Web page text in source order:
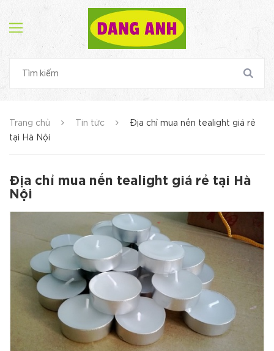
Trang chủ Tin tức
Địa chỉ mua nến tealight giá rẻ
tại Hà Nội
Địa chỉ mua nến tealight giá rẻ tại Hà
Nội